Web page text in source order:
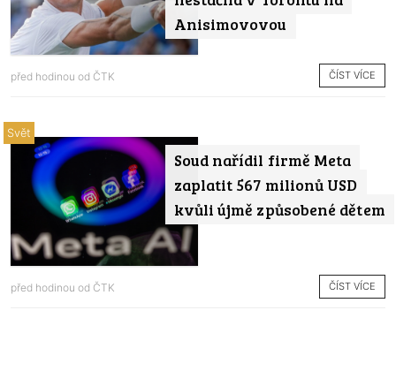
Anisimovovou
před hodinou od ČTK ČÍST VÍCE
Soud nařídil firmě Meta
zaplatit 567 milionů USD
kvůli újmě způsobené dětem
Svět
před hodinou od ČTK ČÍST VÍCE